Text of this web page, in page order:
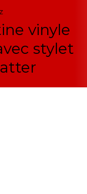
vinyle
stylet